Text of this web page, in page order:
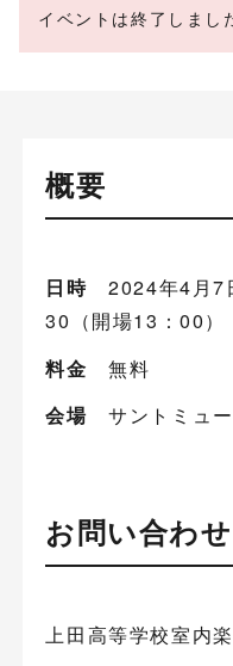
イベントは終了しまし
概要
日時 2024年4月7
30（開場13：00）
料金 無料
会場 サントミュ
お問い合わせ
上田高等学校室